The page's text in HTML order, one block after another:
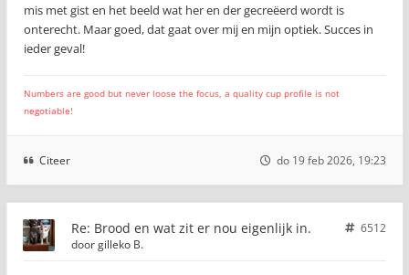
mis met gist en het beeld wat her en der gecreëerd wordt is
onterecht. Maar goed, dat gaat over mij en mijn optiek. Succes in
ieder geval!
Numbers are good but never loose the focus, a quality cup profile is not
negotiable!
Citeer do 19 feb 2026, 19:23
Re: Brood en wat zit er nou eigenlijk in.
6512
doorgilleko B.